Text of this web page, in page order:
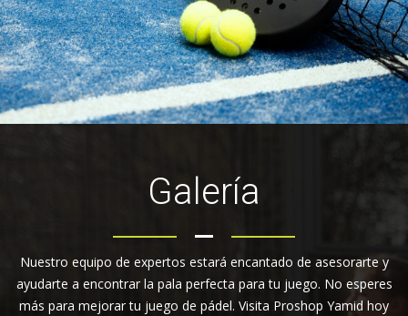
Galería
Nuestro equipo de expertos estará encantado de asesorarte y
ayudarte a encontrar la pala perfecta para tu juego. No esperes
más para mejorar tu juego de pádel. Visita Proshop Yamid hoy